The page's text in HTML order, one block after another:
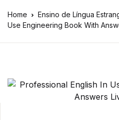
Home Ensino de Língua
Use Engineering Book With